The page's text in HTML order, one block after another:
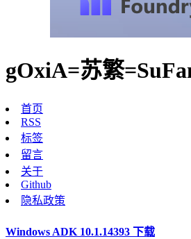
gOxiA=苏繁
首页
RSS
标签
留言
关于
Github
隐私政策
Windows ADK 10.1.14393 下载